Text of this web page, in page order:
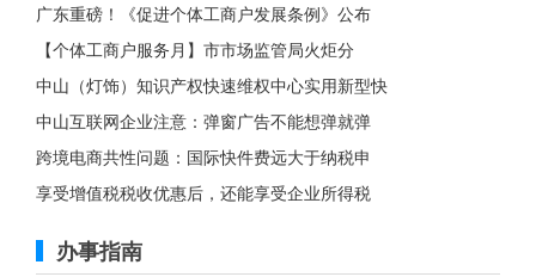
广东重磅！《促进个体工商户发展条例》公布
【个体工商户服务月】市市场监管局火炬分
中山（灯饰）知识产权快速维权中心实用新型快
中山互联网企业注意：弹窗广告不能想弹就弹
跨境电商共性问题：国际快件费远大于纳税申
享受增值税税收优惠后，还能享受企业所得税
办事指南